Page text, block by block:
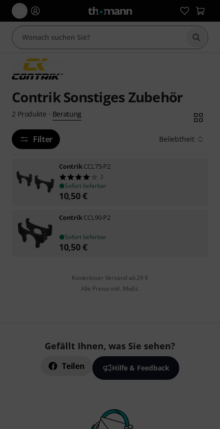
Suche
Contrik Sonstiges Zubehör
2 Produkte · Beratung
Filter Beliebtheit
ContrikCCL75-P2
2
Sofort lieferbar
10,50€
ContrikCCL90-P2
Sofort lieferbar
10,50€
Kostenloser Versand ab 29 €
Alle Preise inkl. MwSt.
Gefällt Ihnen, was Sie sehen?
Teilen Hilfe & Feedback